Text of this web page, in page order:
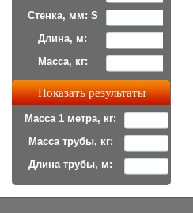
Стенка, мм: S
Длина, м:
Масса, кг:
Масса 1 метра, кг:
Масса трубы, кг:
Длина трубы, м: